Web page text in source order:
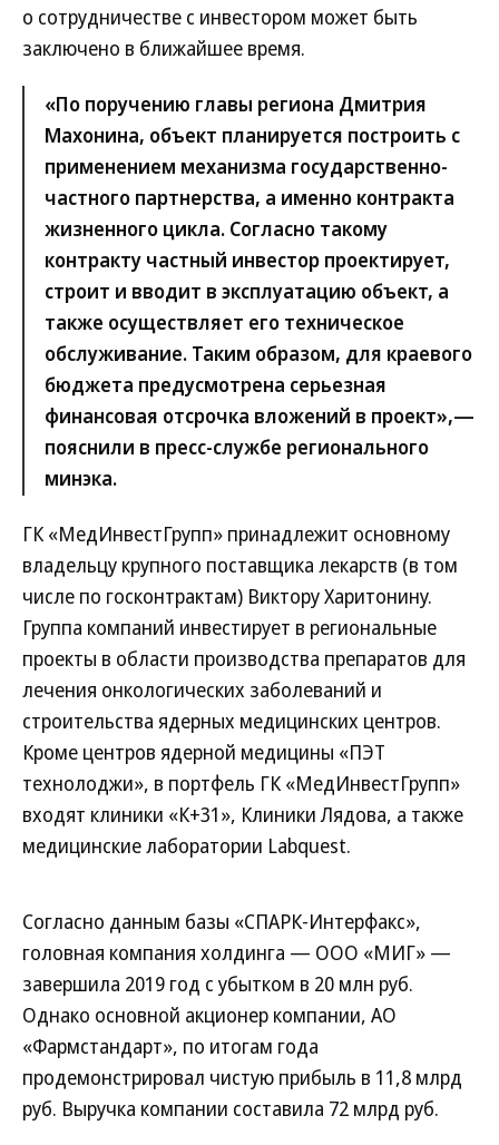
о сотрудничестве с инвестором может быть
заключено в ближайшее время.
«По поручению главы региона Дмитрия
Махонина, объект планируется построить с
применением механизма государственно-
частного партнерства, а именно контракта
жизненного цикла. Согласно такому
контракту частный инвестор проектирует,
строит и вводит в экс­плуатацию объект, а
также осуществляет его техническое
обслуживание. Таким образом, для краевого
бюджета предусмотрена серьезная
финансовая отсрочка вложений в проект»,—
пояснили в пресс-службе регионального
минэка.
ГК «МедИнвестГрупп» принадлежит основному
владельцу крупного поставщика лекарств (в том
числе по госконтрактам) Виктору Харитонину.
Группа компаний инвестирует в регио­нальные
проекты в области производства препаратов для
лечения онкологических заболеваний и
строительства ядерных медицинских центров.
Кроме центров ядерной медицины «ПЭТ
технолоджи», в порт­фель ГК «МедИнвестГрупп»
входят клиники «К+31», Клиники Лядова, а также
медицинские лаборатории Labquest.
Согласно данным базы «СПАРК-Интерфакс»,
головная компания холдинга — ООО «МИГ» —
завершила 2019 год с убытком в 20 млн руб.
Однако основной акционер компании, АО
«Фармстандарт», по итогам года
продемонстрировал чистую прибыль в 11,8 млрд
руб. Выручка компании составила 72 млрд руб.